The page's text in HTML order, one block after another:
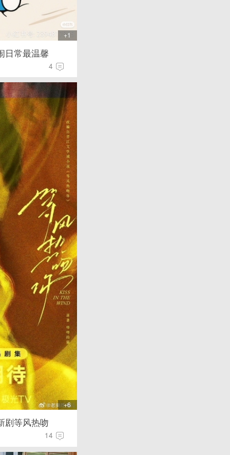
+1
日常最温馨
4
+6
剧等风热吻
14